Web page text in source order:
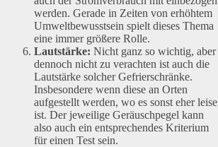
werden. Gerade in Zeiten von erhöhtem
Umweltbewusstsein spielt dieses Thema
eine immer größere Rolle.
Lautstärke: Nicht ganz so wichtig, aber
dennoch nicht zu verachten ist auch die
Lautstärke solcher Gefrierschränke.
Insbesondere wenn diese an Orten
aufgestellt werden, wo es sonst eher leise
ist. Der jeweilige Geräuschpegel kann
also auch ein entsprechendes Kriterium
für einen Test sein.